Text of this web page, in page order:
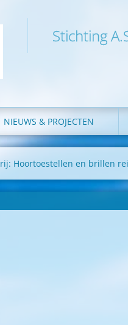
Stichting
NIEUWS & PROJECTEN
Hoortoestellen en brillen